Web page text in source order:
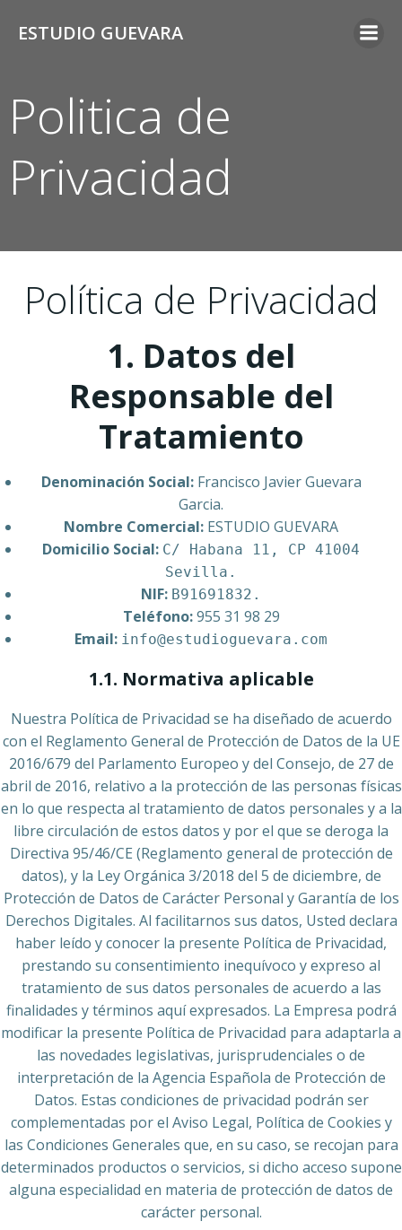
ESTUDIO GUEVARA
Politica de
Privacidad
Política de Privacidad
1. Datos del
Responsable del
Tratamiento
Denominación Social:Francisco Javier Guevara
Garcia.
Nombre Comercial: ESTUDIO GUEVARA
Domicilio Social: C/ Habana 11, CP 41004
Sevilla.
NIF: B91691832.
Teléfono:955 31 98 29
Email: info@estudioguevara.com
1.1. Normativa aplicable
Nuestra Política de Privacidad se ha diseñado de acuerdo
con el Reglamento General de Protección de Datos de la UE
2016/679 del Parlamento Europeo y del Consejo, de 27 de
abril de 2016, relativo a la protección de las personas físicas
en lo que respecta al tratamiento de datos personales y a la
libre circulación de estos datos y por el que se deroga la
Directiva 95/46/CE (Reglamento general de protección de
datos), y la Ley Orgánica 3/2018 del 5 de diciembre, de
Protección de Datos de Carácter Personal y Garantía de los
Derechos Digitales. Al facilitarnos sus datos, Usted declara
haber leído y conocer la presente Política de Privacidad,
prestando su consentimiento inequívoco y expreso al
tratamiento de sus datos personales de acuerdo a las
finalidades y términos aquí expresados. La Empresa podrá
modificar la presente Política de Privacidad para adaptarla a
las novedades legislativas, jurisprudenciales o de
interpretación de la Agencia Española de Protección de
Datos. Estas condiciones de privacidad podrán ser
complementadas por el Aviso Legal, Política de Cookies y
las Condiciones Generales que, en su caso, se recojan para
determinados productos o servicios, si dicho acceso supone
alguna especialidad en materia de protección de datos de
carácter personal.